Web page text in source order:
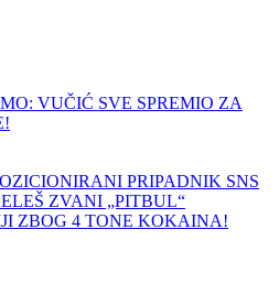
VUČIĆ SVE SPREMIO ZA
PRIPADNIK SNS
ZVANI „PITBUL“
ZBOG 4 TONE KOKAINA!